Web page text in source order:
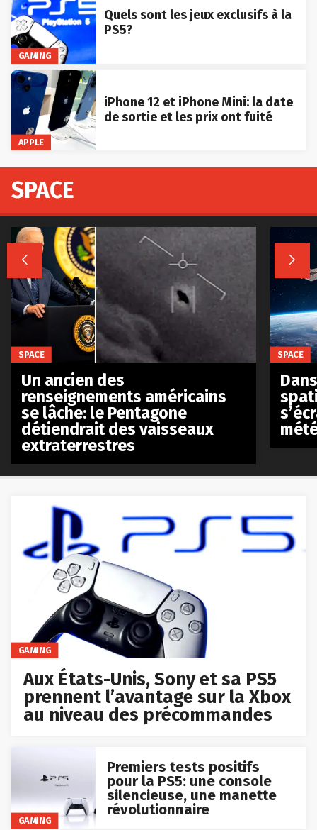
GAMING
Quels sont les jeux exclusifs à la
PS5?
APPLE
iPhone 12 et iPhone Mini: la date
de sortie et les prix ont fuité
GAMING
Aux États-Unis, Sony et sa PS5
prennent l’avantage sur la Xbox
au niveau des précommandes
GAMING
Premiers tests positifs
pour la PS5: une console
silencieuse, une manette
révolutionnaire
SPACE
 
SPACE
Un ancien des
renseignements américains
se lâche: le Pentagone
détiendrait des vaisseaux
extraterrestres
SPACE